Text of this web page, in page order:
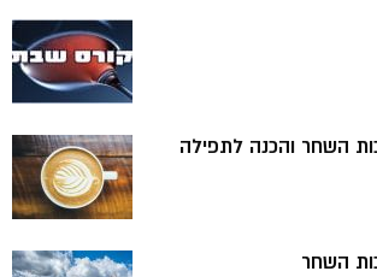
השחר והכנה לתפילה
השחר